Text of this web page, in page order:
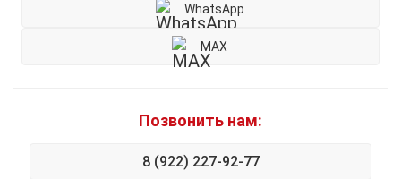
WhatsApp
MAX
Позвонить нам:
8 (922) 227-92-77